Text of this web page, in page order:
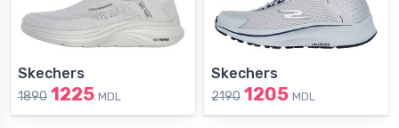
Skechers
1890 1225 MDL
Skechers
2190 1205 MDL